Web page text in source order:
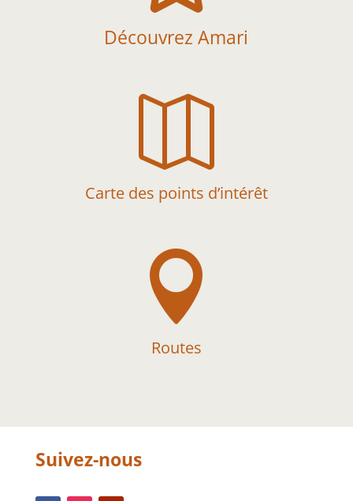
Découvrez Amari

Carte des points d’intérêt

Routes
Suivez-nous